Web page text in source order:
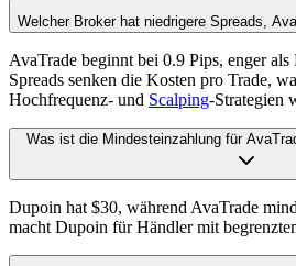
Welcher Broker hat niedrigere Spreads,
AvaTrade beginnt bei 0.9 Pips, enger
Spreads senken die Kosten pro Trade,
Hochfrequenz- und Scalping-Strategien
Was ist die Mindesteinzahlung für
Dupoin hat $30, während AvaTrade
macht Dupoin für Händler mit